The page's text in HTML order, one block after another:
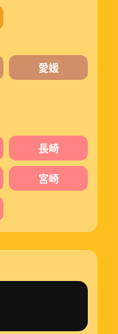
愛媛
長崎
宮崎